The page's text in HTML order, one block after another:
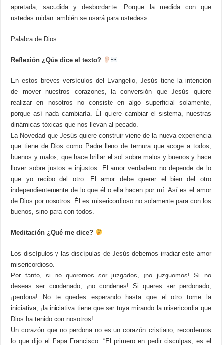
apretada, sacudida y desbordante. Porque la medida con que
ustedes midan también se usará para ustedes».
Palabra de Dios
Reflexión ¿Qúe dice el texto?
En estos breves versículos del Evangelio, Jesús tiene la intención
de mover nuestros corazones, la conversión que Jesús quiere
realizar en nosotros no consiste en algo superficial solamente,
porque así nada cambiaría. Él quiere cambiar el sistema, nuestras
dinámicas tóxicas que nos llevan al pecado.
La Novedad que Jesús quiere construir viene de la nueva experiencia
que tiene de Dios como Padre lleno de ternura que acoge a todos,
buenos y malos, que hace brillar el sol sobre malos y buenos y hace
llover sobre justos e injustos. El amor verdadero no depende de lo
que yo recibo del otro. El amor debe querer el bien del otro
independientemente de lo que él o ella hacen por mí. Así es el amor
de Dios por nosotros. Él es misericordioso no solamente para con los
buenos, sino para con todos.
Meditación ¿Qué me dice?
Los discípulos y las discípulas de Jesús debemos irradiar este amor
misericordioso.
Por tanto, si no queremos ser juzgados, ¡no juzguemos! Si no
deseas ser condenado, ¡no condenes! Si queres ser perdonado,
¡perdona! No te quedes esperando hasta que el otro tome la
iniciativa, ¡la iniciativa tiene que ser tuya mirando la misericordia que
Dios ha tenido con nosotros!
Un corazón que no perdona no es un corazón cristiano, recordemos
lo que dijo el Papa Francisco: “El primero en pedir disculpas, es el